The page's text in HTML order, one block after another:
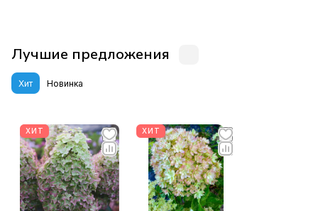
Лучшие предложения
Хит Новинка
ХИТ ХИТ